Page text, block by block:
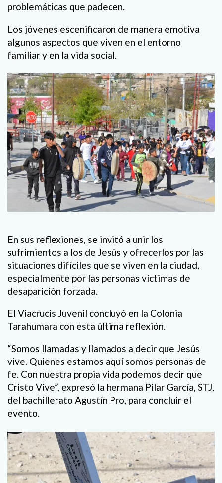
problemáticas que padecen.
Los jóvenes escenificaron de manera emotiva
algunos aspectos que viven en el entorno
familiar y en la vida social.
En sus reflexiones, se invitó a unir los
sufrimientos a los de Jesús y ofrecerlos por las
situaciones difíciles que se viven en la ciudad,
especialmente por las personas víctimas de
desaparición forzada.
El Viacrucis Juvenil concluyó en la Colonia
Tarahumara con esta última reflexión.
“Somos llamadas y llamados a decir que Jesús
vive. Quienes estamos aquí somos personas de
fe. Con nuestra propia vida podemos decir que
Cristo Vive”, expresó la hermana Pilar García, STJ,
del bachillerato Agustín Pro, para concluir el
evento.